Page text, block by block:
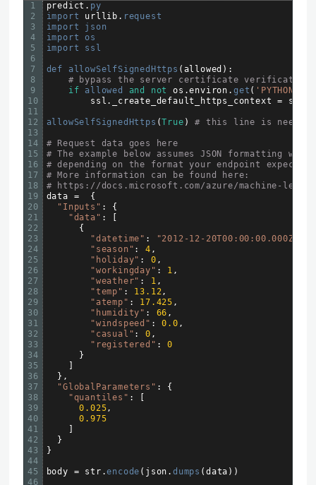
1
2
3
4
5
6
7
8
9
10
11
12
13
14
15
16
17
18
19
20
21
22
23
24
25
26
27
28
29
30
31
32
33
34
35
36
37
38
39
40
41
42
43
44
45
46
predict . py
import urllib . request
import json
import os
import ssl
def allowSelfSignedHttps ( allowed ) :
# bypass the server certificate verification
if
allowed and not os .environ . get (
ssl . _create_default_https_context = ssl
allowSelfSignedHttps (True ) # this line is
# Request data goes here
# The example below assumes JSON formatting
# depending on the format your endpoint expects.
# More information can be found here:
# https://docs.microsoft.com/azure/machine-
data
=
{
"Inputs" :
{
"data" :
{
"datetime" : "2012-12-20T00:00:00.000Z"
"season" : 4 ,
"holiday" : 0 ,
"workingday" : 1 ,
"weather" : 1 ,
"temp" : 13.12,
"atemp" : 17.425 ,
"humidity" : 66 ,
"windspeed" : 0.0 ,
"casual" : 0 ,
"registered" :
0
}
} ,
"GlobalParameters" :
{
"quantiles" :
0.025,
0.975
}
}
body = str .encode ( json .dumps ( data ) )